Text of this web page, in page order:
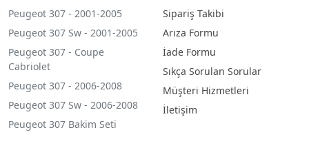
Peugeot 307 - 2001-2005
Peugeot 307 Sw - 2001-2005
Peugeot 307 - Coupe
Cabriolet
Peugeot 307 - 2006-2008
Peugeot 307 Sw - 2006-2008
Peugeot 307 Bakim Seti
Sipariş Takibi
Arıza Formu
İade Formu
Sıkça Sorulan Sorular
Müşteri Hizmetleri
İletişim